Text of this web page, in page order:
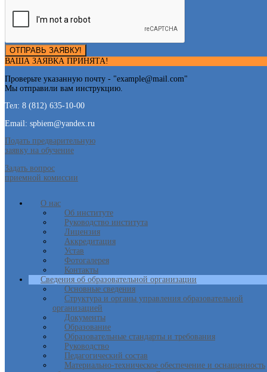
ОТПРАВЬ ЗАЯВКУ!
ВАША ЗАЯВКА ПРИНЯТА!
Проверьте указанную почту - "example@mail.com"
Мы отправили вам инструкцию.
Тел: 8 (812) 635-10-00
Email: spbiem@yandex.ru
Подать предварительную
заявку на обучение
Задать вопрос
приемной комиссии
О нас
Об институте
Руководство института
Лицензия
Аккредитация
Устав
Фотогалерея
Контакты
Сведения об образовательной организации
Основные сведения
Структура и органы управления образовательной
организацией
Документы
Образование
Образовательные стандарты и требования
Руководство
Педагогический состав
Материально-техническое обеспечение и оснащенность